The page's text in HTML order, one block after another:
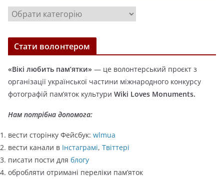
в
а
т
о
р
і
ї
Стати волонтером
«Вікі любить пам’ятки» — це волонтерський проєкт з
організації української частини міжнародного конкурсу
фотографій пам’яток культури Wiki Loves Monuments.
Нам потрібна допомога:
вести сторінку Фейсбук: wlmua
вести канали в Інстаграмі, Твіттері
писати пости для блогу
обробляти отримані переліки пам’яток